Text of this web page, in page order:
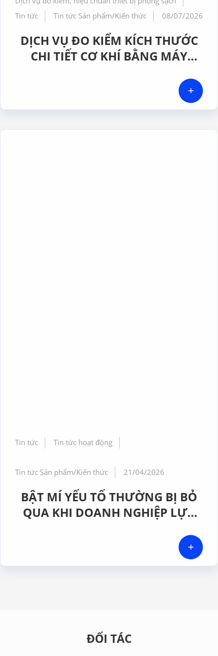
Tin tức
Tin tức Sản phẩm/Kiến thức 08/07/2026
DỊCH VỤ ĐO KIỂM KÍCH THƯỚC
CHI TIẾT CƠ KHÍ BẰNG MÁY
+
Tin tức Tin tức hoạt động
Tin tức Sản phẩm/Kiến thức 21/04/2026
BẬT MÍ YẾU TỐ THƯỜNG BỊ BỎ
QUA KHI DOANH NGHIỆP LỰA
+
ĐỐI TÁC